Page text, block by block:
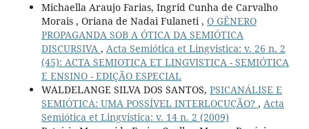
Michaella Araujo Farias, Ingrid Cunha de Carvalho
Morais , Oriana de Nadai Fulaneti , O GÊNERO
PROPAGANDA SOB A ÓTICA DA SEMIÓTICA
DISCURSIVA , Acta Semiótica et Lingvistica: v. 26 n. 2
(45): ACTA SEMIOTICA ET LINGVISTICA - SEMIÓTICA
E ENSINO - EDIÇÃO ESPECIAL
WALDELANGE SILVA DOS SANTOS, PSICANÁLISE E
SEMIÓTICA: UMA POSSÍVEL INTERLOCUÇÃO? , Acta
Semiótica et Lingvistica: v. 14 n. 2 (2009)